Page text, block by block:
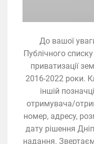
До вашої
Публічного
приватизації
2016-2022 роки.
іншій
отримувача/
номер, адресу,
дату рішення
надання.